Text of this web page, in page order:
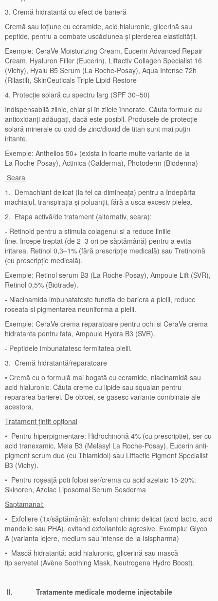
3. Cremă hidratantă cu efect de barieră
Cremă sau loțiune cu ceramide, acid hialuronic, glicerină sau
peptide, pentru a combate uscăciunea și pierderea elasticității.
Exemple: CeraVe Moisturizing Cream, Eucerin Advanced Repair
Cream, Hyaluron Filler (Eucerin), Liftactiv Collagen Specialist 16
(Vichy), Hyalu B5 Serum (La Roche-Posay), Aqua Intense 72h
(Rilastil), SkinCeuticals Triple Lipid Restore
4. Protecție solară cu spectru larg (SPF 30–50)
Indispensabilă zilnic, chiar și în zilele înnorate. Căuta formule cu
antioxidanți adăugați, dacă este posibil. Produsele de protecție
solară minerale cu oxid de zinc/dioxid de titan sunt mai puțin
iritante.
Exemple: Anthelios 50+ (exista in foarte multe variante de la
La Roche-Posay), Actinica (Galderma), Photoderm (Bioderma)
Seara
1. Demachiant delicat (la fel ca dimineața) pentru a îndepărta
machiajul, transpirația și poluanții, fără a usca excesiv pielea.
2. Etapa activă/de tratament (alternativ, seara):
- Retinoid pentru a stimula colagenul si a reduce liniile
fine. Incepe treptat (de 2–3 ori pe săptămână) pentru a evita
iritarea. Retinol 0,3–1% (fără prescripție medicală) sau Tretinoină
(cu prescripție medicală).
Exemple: Retinol serum B3 (La Roche-Posay), Ampoule Lift (SVR),
Retinol 0,5% (Biotrade).
- Niacinamida imbunatateste functia de bariera a pielii, reduce
roseata si pigmentarea neuniforma a pielii.
Exemple: CeraVe crema reparatoare pentru ochi si CeraVe crema
hidratanta pentru fata, Ampoule Hydra B3 (SVR).
- Peptidele imbunatatesc fermitatea pielii.
3. Cremă hidratantă/reparatoare
• Cremă cu o formulă mai bogată cu ceramide, niacinamidă sau
acid hialuronic. Căuta creme cu lipide sau squalan pentru
repararea barierei. De obicei, se gasesc variante combinate ale
acestora.
Tratament țintit opțional
• Pentru hiperpigmentare: Hidrochinonă 4% (cu prescriptie), ser cu
acid tranexamic, Mela B3 (Melasyl La Roche-Posay), Eucerin anti-
pigment serum duo (cu Thiamidol) sau Liftactic Pigment Specialist
B3 (Vichy).
• Pentru roșeață poti folosi ser/crema cu acid azelaic 15-20%:
Skinoren, Azelac Liposomal Serum Sesderma
Saptamanal:
• Exfoliere (1x/săptămână): exfoliant chimic delicat (acid lactic, acid
mandelic sau PHA), evitand exfoliantele agresive. Exemplu: Glyco
A (varianta lejere, medium sau intense de la Isispharma)
• Mască hidratantă: acid hialuronic, glicerină sau mască
tip servetel (Avène Soothing Mask, Neutrogena Hydro Boost).
II. Tratamente medicale moderne injectabile